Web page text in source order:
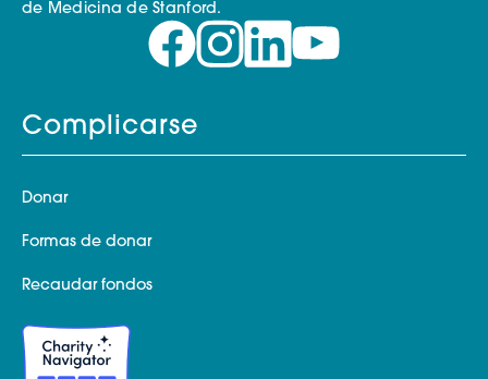
de Medicina de Stanford.
Complicarse
Donar
Formas de donar
Recaudar fondos